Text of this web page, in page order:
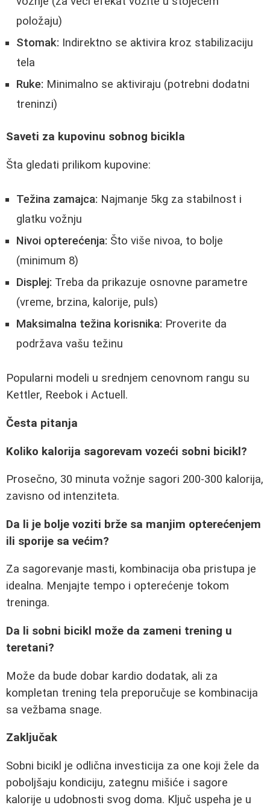
položaju)
Stomak: Indirektno se aktivira kroz stabilizaciju
tela
Ruke: Minimalno se aktiviraju (potrebni dodatni
treninzi)
Saveti za kupovinu sobnog bicikla
Šta gledati prilikom kupovine:
Težina zamajca: Najmanje 5kg za stabilnost i
glatku vožnju
Nivoi opterećenja: Što više nivoa, to bolje
(minimum 8)
Displej: Treba da prikazuje osnovne parametre
(vreme, brzina, kalorije, puls)
Maksimalna težina korisnika: Proverite da
podržava vašu težinu
Popularni modeli u srednjem cenovnom rangu su
Kettler, Reebok i Actuell.
Česta pitanja
Koliko kalorija sagorevam vozeći sobni bicikl?
Prosečno, 30 minuta vožnje sagori 200-300 kalorija,
zavisno od intenziteta.
Da li je bolje voziti brže sa manjim opterećenjem
ili sporije sa većim?
Za sagorevanje masti, kombinacija oba pristupa je
idealna. Menjajte tempo i opterećenje tokom
treninga.
Da li sobni bicikl može da zameni trening u
teretani?
Može da bude dobar kardio dodatak, ali za
kompletan trening tela preporučuje se kombinacija
sa vežbama snage.
Zaključak
Sobni bicikl je odlična investicija za one koji žele da
poboljšaju kondiciju, zategnu mišiće i sagore
kalorije u udobnosti svog doma. Ključ uspeha je u